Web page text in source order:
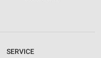
SERVICE